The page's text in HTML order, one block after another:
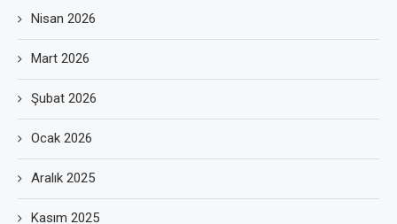
Nisan 2026
Mart 2026
Şubat 2026
Ocak 2026
Aralık 2025
Kasım 2025